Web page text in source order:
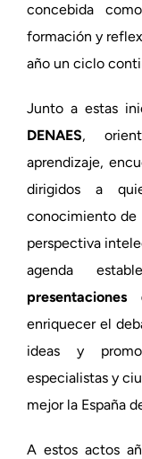
concebida
formación y
año un ciclo
Junto a estas
DENAES,
aprendizaje,
dirigidos a
conocimiento de
perspectiva
agenda
enriquecer el
ideas y
especialistas y
mejor la España
A estos actos